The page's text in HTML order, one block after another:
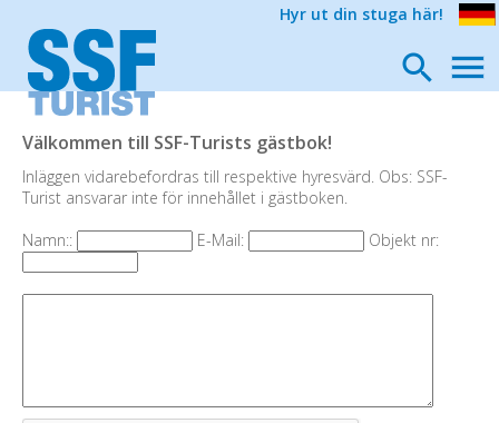
Hyr ut din stuga här!
Välkommen till SSF-Turists gästbok!
Inläggen vidarebefordras till respektive hyresvärd. Obs: SSF-
Turist ansvarar inte för innehållet i gästboken.
Namn::
E-Mail: Objekt nr: